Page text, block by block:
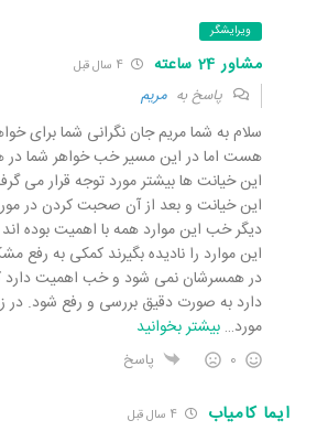
ویرایشگر
مشاور 24 ساعته 4 سال قبل
پاسخ به مریم
سلام به شما مریم جان نگرانی شما برای
هست اما در این مسیر خب خواهر شما در
این خیانت ها بیشتر مورد توجه قرار می
این خیانت و بعد از آن صحبت کردن در
دیگر خب این موارد همه با اهمیت بوده
این موارد را نادیده بگیرند کمکی به رفع
در همسرشان نمی شود و خب اهمیت دارد
دارد به صورت دقیق بررسی و رفع شود. در
مورد… بیشتر بخوانید
0 پاسخ
ایما کامیاب 4 سال قبل